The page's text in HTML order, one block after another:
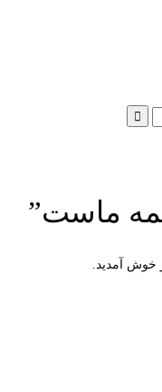
ماست”
خوش آمدید.